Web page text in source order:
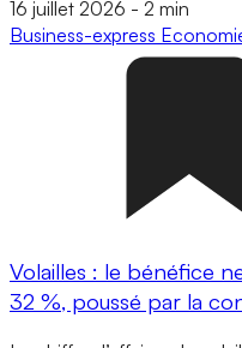
16 juillet 2026 - 2 min
Business-express
Volailles : le bénéfice
32 %, poussé par la